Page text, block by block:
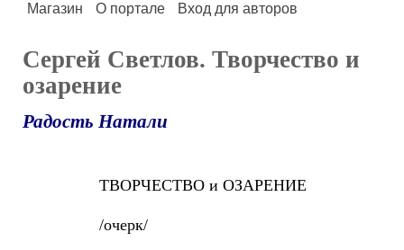
Магазин
О портале Вход для авторов
Сергей Светлов. Творчество и
озарение
Радость Натали
ТВОРЧЕСТВО и ОЗАРЕНИЕ
/очерк/